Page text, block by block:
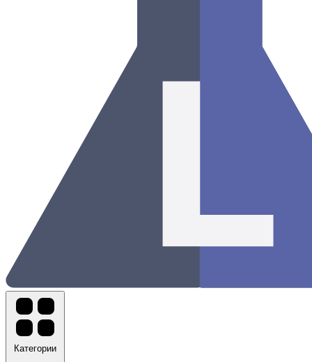
Категории